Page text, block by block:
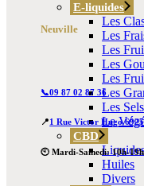
E-liquides
Les
Les
Les
Les
Les
Les
Les
Le
CBD
Huiles
Divers
Neuville
📞09 87 02 87 36
📍1 Rue Victor Hugo
🕙 Mardi-Samedi: 10h-19h